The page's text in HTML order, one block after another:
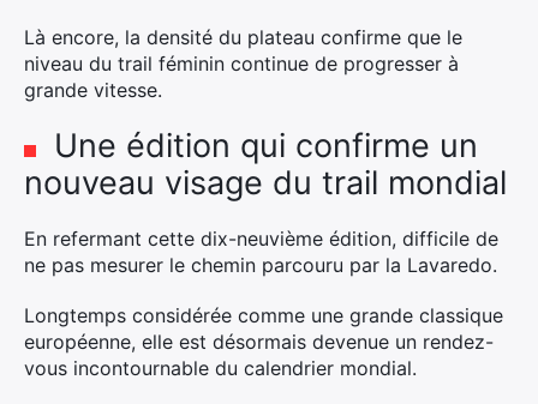
Là encore, la densité du plateau confirme que le
niveau du trail féminin continue de progresser à
grande vitesse.
Une édition qui confirme un
nouveau visage du trail mondial
En refermant cette dix-neuvième édition, difficile de
ne pas mesurer le chemin parcouru par la Lavaredo.
Longtemps considérée comme une grande classique
européenne, elle est désormais devenue un rendez-
vous incontournable du calendrier mondial.